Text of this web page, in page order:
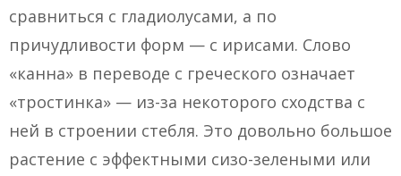
сравниться с гладиолусами, а по
причудливости форм — с ирисами. Слово
«канна» в переводе с греческого означает
«тростинка» — из-за некоторого сходства с
ней в строении стебля. Это довольно большое
растение с эффектными сизо-зелеными или